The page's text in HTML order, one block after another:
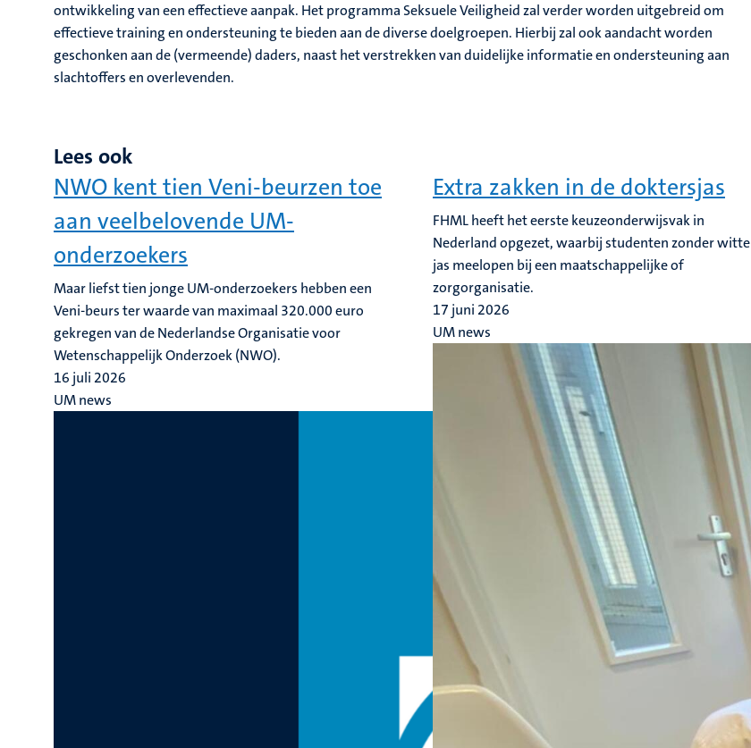
ontwikkeling van een effectieve aanpak. Het programma Seksuele Veiligheid zal verder worden uitgebreid om
effectieve training en ondersteuning te bieden aan de diverse doelgroepen. Hierbij zal ook aandacht worden
geschonken aan de (vermeende) daders, naast het verstrekken van duidelijke informatie en ondersteuning aan
slachtoffers en overlevenden.
Lees ook
NWO kent tien Veni-beurzen toe
aan veelbelovende UM-
onderzoekers
Maar liefst tien jonge UM-onderzoekers hebben een
Veni-beurs ter waarde van maximaal 320.000 euro
gekregen van de Nederlandse Organisatie voor
Wetenschappelijk Onderzoek (NWO).
16 juli 2026
UM news
Extra zakken in de doktersjas
FHML heeft het eerste keuzeonderwijsvak in
Nederland opgezet, waarbij studenten zonder witte
jas meelopen bij een maatschappelijke of
zorgorganisatie.
17 juni 2026
UM news